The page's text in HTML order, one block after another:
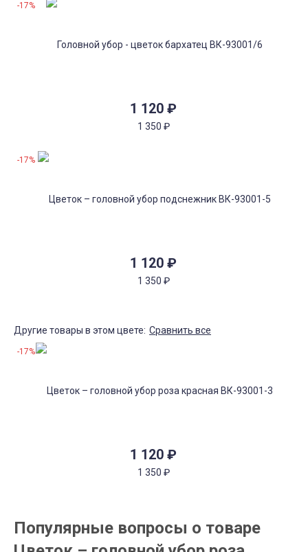
1 120 ₽
1 350 ₽
-17%
1 120 ₽
1 350 ₽
-17%
Другие товары в этом цвете: Сравнить все
1 120 ₽
1 350 ₽
-17%
Популярные вопросы о товаре